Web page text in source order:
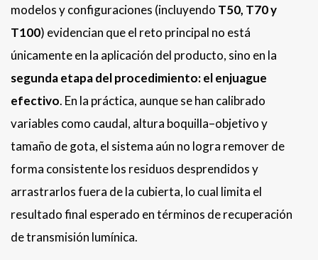
modelos y configuraciones (incluyendo T50, T70 y
T100) evidencian que el reto principal no está
únicamente en la aplicación del producto, sino en la
segunda etapa del procedimiento: el enjuague
efectivo. En la práctica, aunque se han calibrado
variables como caudal, altura boquilla–objetivo y
tamaño de gota, el sistema aún no logra remover de
forma consistente los residuos desprendidos y
arrastrarlos fuera de la cubierta, lo cual limita el
resultado final esperado en términos de recuperación
de transmisión lumínica.